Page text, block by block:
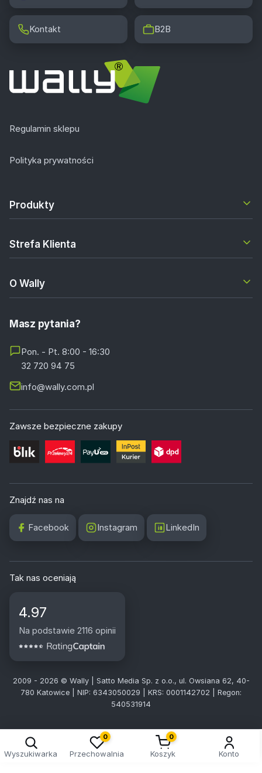
Kontakt B2B
Regulamin sklepu
Polityka prywatności
Produkty
Strefa Klienta
O Wally
Masz pytania?
Pon. - Pt. 8:00 - 16:30
32 720 94 75
info@wally.com.pl
Zawsze bezpieczne zakupy
Znajdź nas na
Facebook Instagram LinkedIn
Tak nas oceniają
4.97
Na podstawie 2116 opinii
2009 - 2026 © Wally | Satto Media Sp. z o.o., ul. Owsiana 62, 40-
780 Katowice | NIP: 6343050029 | KRS: 0001142702 | Regon:
540531914
Wyszukiwarka
0
Przechowalnia
0
Koszyk Konto